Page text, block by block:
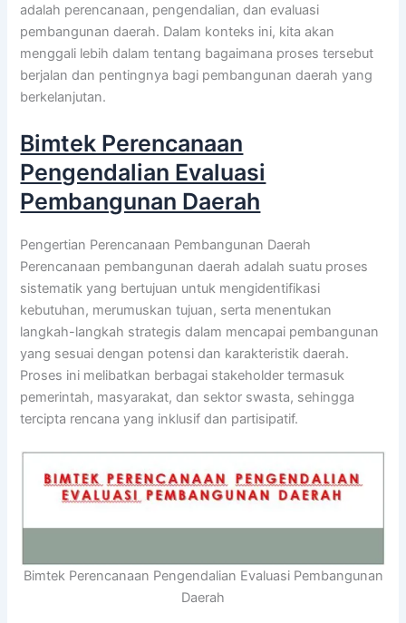
adalah perencanaan, pengendalian, dan evaluasi
pembangunan daerah. Dalam konteks ini, kita akan
menggali lebih dalam tentang bagaimana proses tersebut
berjalan dan pentingnya bagi pembangunan daerah yang
berkelanjutan.
Bimtek Perencanaan
Pengendalian Evaluasi
Pembangunan Daerah
Pengertian Perencanaan Pembangunan Daerah
Perencanaan pembangunan daerah adalah suatu proses
sistematik yang bertujuan untuk mengidentifikasi
kebutuhan, merumuskan tujuan, serta menentukan
langkah-langkah strategis dalam mencapai pembangunan
yang sesuai dengan potensi dan karakteristik daerah.
Proses ini melibatkan berbagai stakeholder termasuk
pemerintah, masyarakat, dan sektor swasta, sehingga
tercipta rencana yang inklusif dan partisipatif.
Bimtek Perencanaan Pengendalian Evaluasi Pembangunan
Daerah